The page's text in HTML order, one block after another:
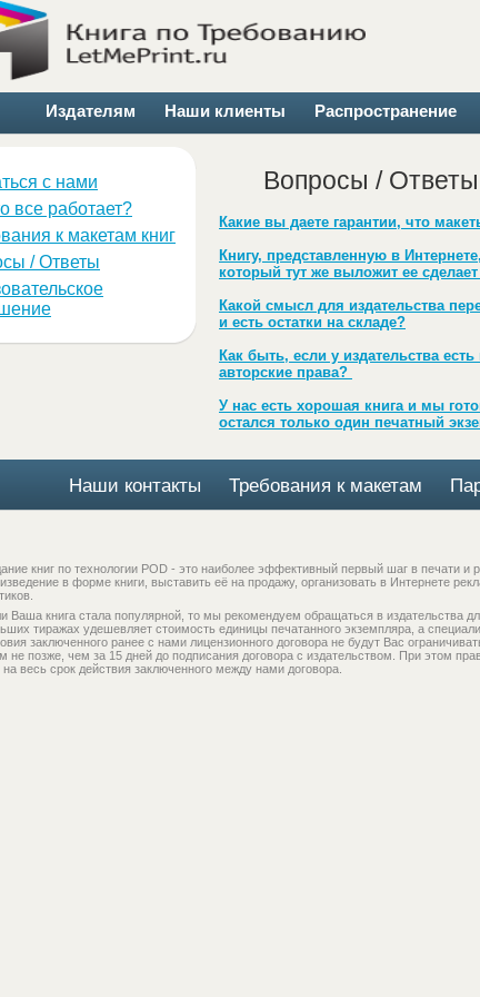
Издателям Наши клиенты Распространение
с нами
все работает?
к макетам книг
/ Ответы
Вопросы / Ответы
Какие вы даете гарантии, что
Книгу, представленную в
который тут же выложит ее
Какой смысл для издательства
и есть остатки на складе?
Как быть, если у издательства
авторские права?
У нас есть хорошая книга и мы
остался только один печатный
Наши контакты Требования к макетам
книг по технологии POD - это наиболее эффективный первый шаг в печати
в форме книги, выставить её на продажу, организовать в Интернете
Ваша книга стала популярной, то мы рекомендуем обращаться в
тиражах удешевляет стоимость единицы печатанного экземпляра, а
заключенного ранее с нами лицензионного договора не будут Вас
не позже, чем за 15 дней до подписания договора с издательством. При этом
на весь срок действия заключенного между нами договора.